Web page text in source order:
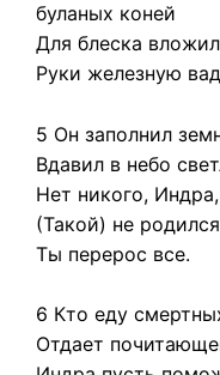
буланых коней
Для блеска
Руки железную
5 Он заполнил
Вдавил в небо
Нет никого,
(Такой) не
Ты перерос все.
6 Кто еду
Отдает